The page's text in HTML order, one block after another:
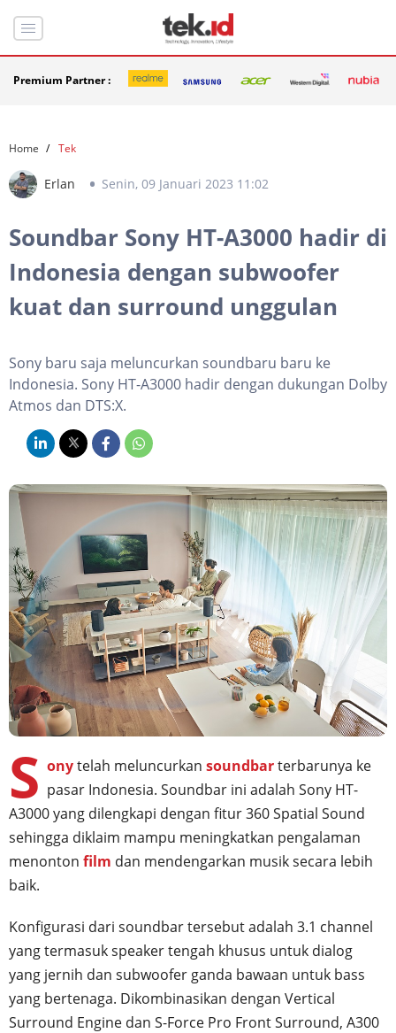
Premium Partner :
Home Tek
Erlan Senin, 09 Januari 2023 11:02
Soundbar Sony HT-A3000 hadir di
Indonesia dengan subwoofer
kuat dan surround unggulan
Sony baru saja meluncurkan soundbaru baru ke
Indonesia. Sony HT-A3000 hadir dengan dukungan Dolby
Atmos dan DTS:X.
S onytelah meluncurkan soundbarterbarunya ke
pasar Indonesia. Soundbar ini adalah Sony HT-
A3000 yang dilengkapi dengan fitur 360 Spatial Sound
sehingga diklaim mampu meningkatkan pengalaman
menonton film dan mendengarkan musik secara lebih
baik.
Konfigurasi dari soundbar tersebut adalah 3.1 channel
yang termasuk speaker tengah khusus untuk dialog
yang jernih dan subwoofer ganda bawaan untuk bass
yang bertenaga. Dikombinasikan dengan Vertical
Surround Engine dan S-Force Pro Front Surround, A300